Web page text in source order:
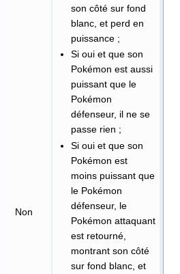
Non
son côté sur fond
blanc, et perd en
puissance ;
Si oui et que son
Pokémon est aussi
puissant que le
Pokémon
défenseur, il ne se
passe rien ;
Si oui et que son
Pokémon est
moins puissant que
le Pokémon
défenseur, le
Pokémon attaquant
est retourné,
montrant son côté
sur fond blanc, et